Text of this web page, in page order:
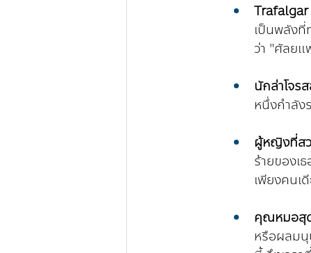
เป็นพลังที่
ว่า "ศัลย
นักล่าโจร
หนึ่งกำลัง
ผู้หญิงที่ส
ร้ายของเ
เพียงคน
คุณหมอสุด
หรือผลมนุ